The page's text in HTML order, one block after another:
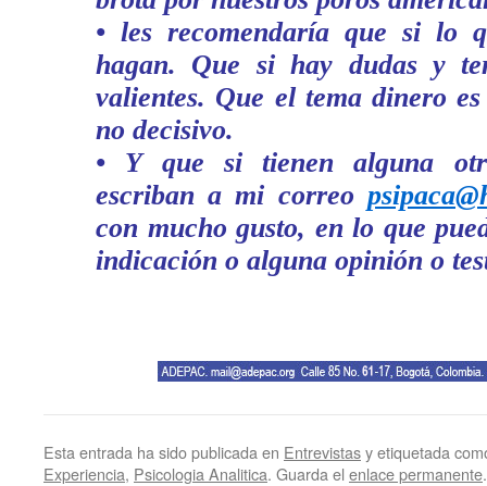
• les recomendaría que si lo
hagan. Que si hay dudas y
valientes. Que el tema dinero
no decisivo.
• Y que si tienen alguna
escriban a mi correo
con mucho gusto, en lo que
indicación o alguna opinión o
Esta entrada ha sido publicada en Entrevistasy etiquetada
Experiencia, Psicologia Analitica. Guarda el enlace permanente.